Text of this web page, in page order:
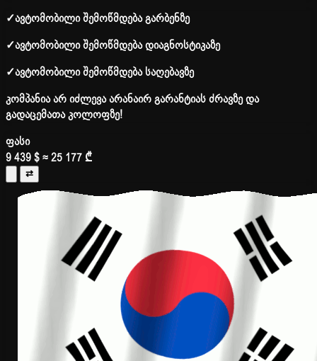
✓ავტომობილი შემოწმდება გარბენზე
✓ავტომობილი შემოწმდება დიაგნოსტიკაზე
✓ავტომობილი შემოწმდება საღებავზე
კომპანია არ იძლევა არანაირ გარანტიას ძრავზე და
გადაცემათა კოლოფზე!
ფასი
9 439 $≈ 25 177 ₾
⇄